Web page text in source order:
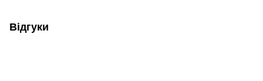
Відгуки